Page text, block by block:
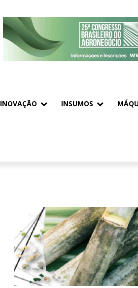
INOVAÇÃO INSUMOS